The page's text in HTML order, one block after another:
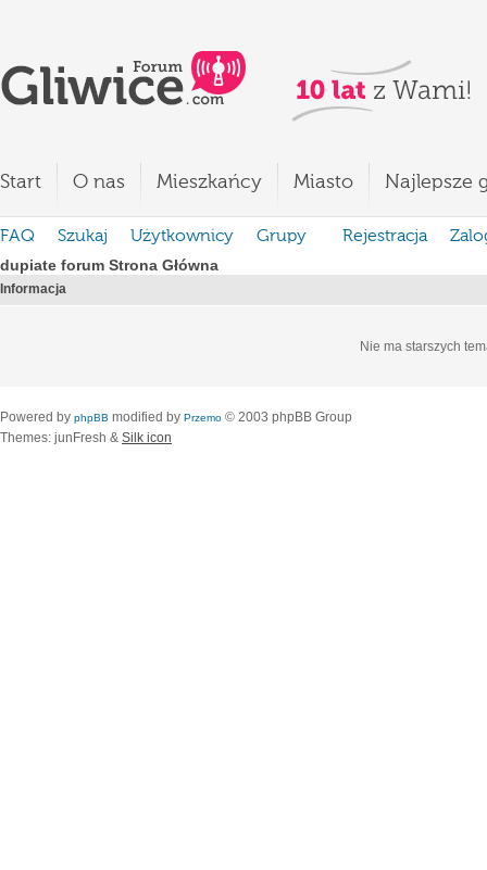
Start O nas Mieszkańcy Miasto Najlepsze
FAQ Szukaj Użytkownicy Grupy Rejestracja
dupiate forum Strona Główna
Informacja
Nie ma starszych
Powered by phpBB modified by Przemo © 2003 phpBB Group
Themes: junFresh & Silk icon